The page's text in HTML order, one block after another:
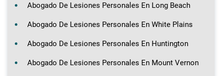
Abogado De Lesiones Personales En Long Beach
Abogado De Lesiones Personales En White Plains
Abogado De Lesiones Personales En Huntington
Abogado De Lesiones Personales En Mount Vernon